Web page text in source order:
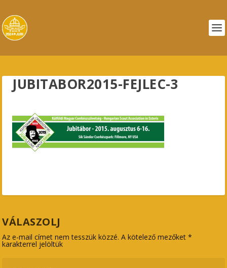
JUBITABOR2015-FEJLEC-3
VÁLASZOLJ
Az e-mail címet nem tesszük közzé. A kötelező mezőket*
karakterrel jelöltük